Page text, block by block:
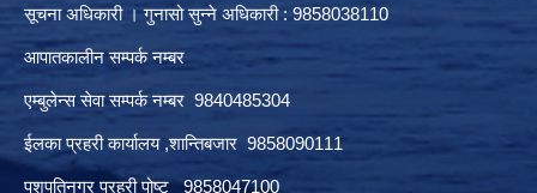
सूचना अधिकारी । गुनासो सुन्ने अधिकारी : 9858038110
आपातकालीन सम्पर्क नम्बर
एम्बुलेन्स सेवा सम्पर्क नम्बर 9840485304
ईलका प्रहरी कार्यालय ,शान्तिबजार 9858090111
पशुपतिनगर प्रहरी पोष्ट 9858047100